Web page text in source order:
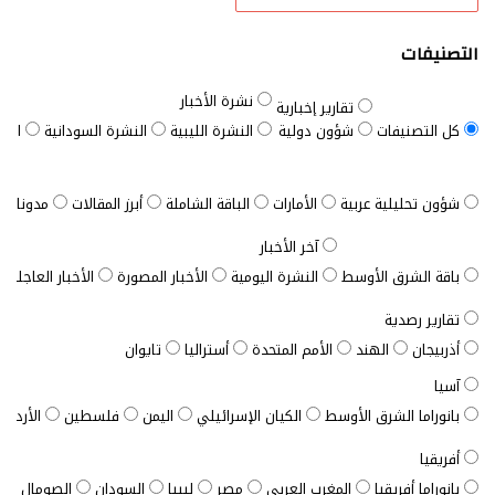
التصنيفات
كل التصنيفات
تقارير إخبارية
شؤون دولية
نشرة الأخبار
النشرة الليبية
النشرة السودانية
شؤون تحليلية عربية الأمارات الباقة الشاملة أبرز المقالات مدونات
باقة الشرق الأوسط
آخر الأخبار
النشرة اليومية
الأخبار المصورة
الأخبار العاجلة
تقارير رصدية
أذربيجان
الهند الأمم المتحدة أستراليا
تايوان
آسيا
بانوراما الشرق الأوسط
الكيان الإسرائيلي اليمن فلسطين
الأردن
أفريقيا
بانوراما أفريقيا
المغرب العربي مصر ليبيا السودان الصومال